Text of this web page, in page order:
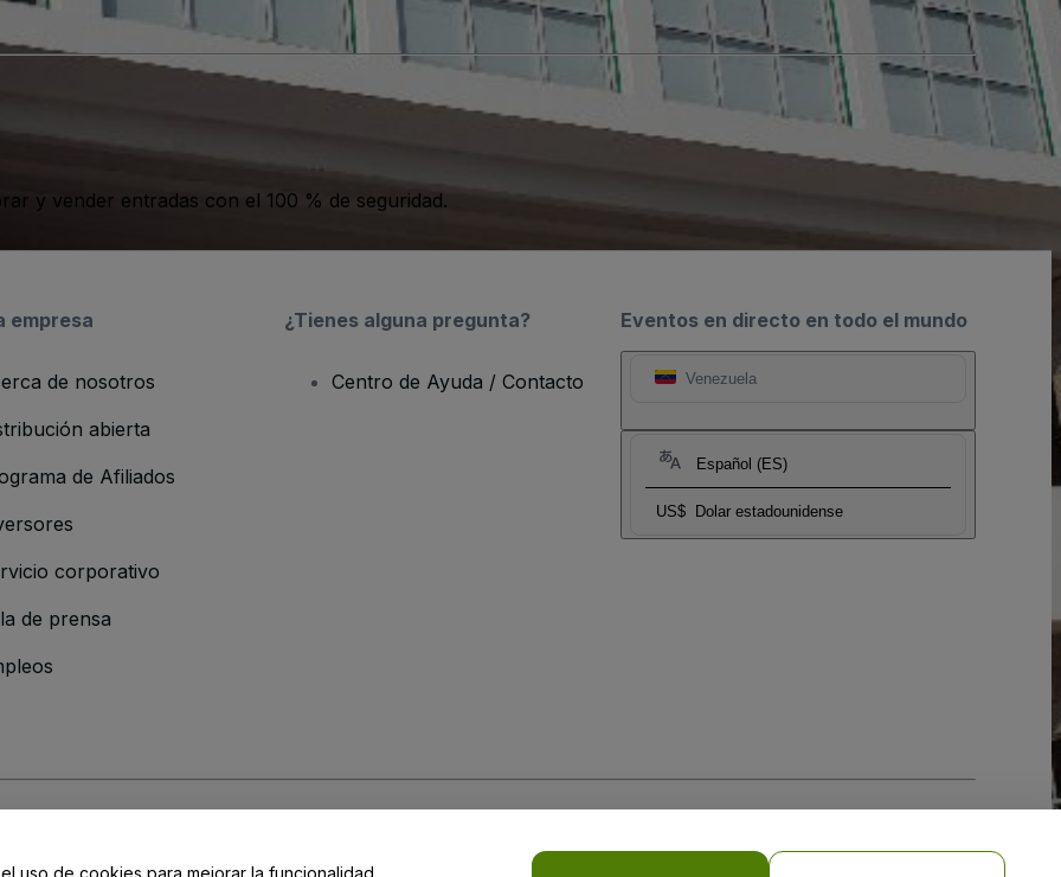
y vender entradas con el 100 % de seguridad.
Eventos en directo en todo el mundo
Venezuela
Español (ES)
US$ Dolar estadounidense
empresa
de nosotros
abierta
de Afiliados
corporativo
de prensa
¿Tienes alguna pregunta?
Centro de Ayuda / Contacto
y de laPolítica de Privacidad para Móviles
uso de cookies para mejorar la funcionalidad